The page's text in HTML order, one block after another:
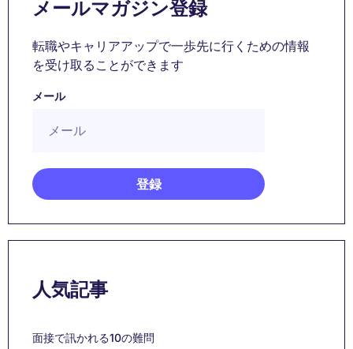
メールマガジン登録
転職やキャリアアップで一歩先に行くための情報
を受け取ることができます
メール
人気記事
面接で訊かれる10の難問